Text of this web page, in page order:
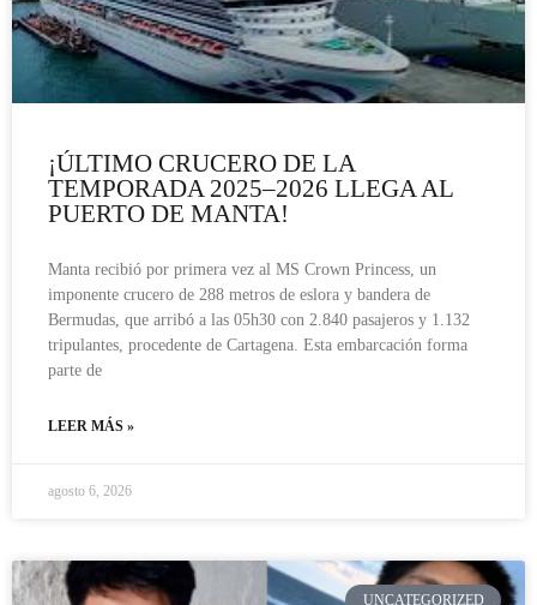
¡ÚLTIMO CRUCERO DE LA
TEMPORADA 2025–2026 LLEGA AL
PUERTO DE MANTA!
Manta recibió por primera vez al MS Crown Princess, un
imponente crucero de 288 metros de eslora y bandera de
Bermudas, que arribó a las 05h30 con 2.840 pasajeros y 1.132
tripulantes, procedente de Cartagena. Esta embarcación forma
parte de
LEER MÁS »
agosto 6, 2026
UNCATEGORIZED